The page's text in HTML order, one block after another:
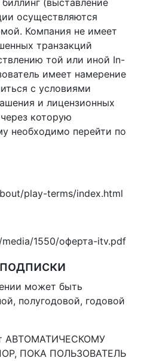
(выставление
осуществляются
Компания не имеет
транзакций
той или иной In-
имеет намерение
с условиями
и лицензионных
которую
необходимо перейти по
play-terms/index.html
1550/оферта-itv.pdf
может быть
полугодовой, годовой
АВТОМАТИЧЕСКОМУ
ПОКА ПОЛЬЗОВАТЕЛЬ